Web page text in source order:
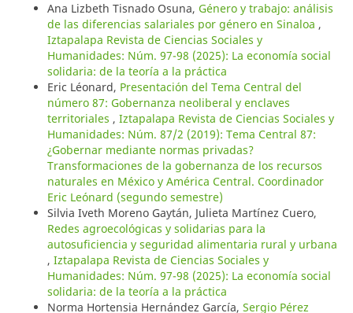
Ana Lizbeth Tisnado Osuna, Género y trabajo: análisis
de las diferencias salariales por género en Sinaloa ,
Iztapalapa Revista de Ciencias Sociales y
Humanidades: Núm. 97-98 (2025): La economía social
solidaria: de la teoría a la práctica
Eric Léonard, Presentación del Tema Central del
número 87: Gobernanza neoliberal y enclaves
territoriales , Iztapalapa Revista de Ciencias Sociales y
Humanidades: Núm. 87/2 (2019): Tema Central 87:
¿Gobernar mediante normas privadas?
Transformaciones de la gobernanza de los recursos
naturales en México y América Central. Coordinador
Eric Leónard (segundo semestre)
Silvia Iveth Moreno Gaytán, Julieta Martínez Cuero,
Redes agroecológicas y solidarias para la
autosuficiencia y seguridad alimentaria rural y urbana
, Iztapalapa Revista de Ciencias Sociales y
Humanidades: Núm. 97-98 (2025): La economía social
solidaria: de la teoría a la práctica
Norma Hortensia Hernández García, Sergio Pérez